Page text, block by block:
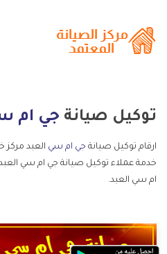
توكيل صيانة جي ام
ارقام توكيل صيانة جي ام سي العبد
خدمة عملاء توكيل صيانة جي ام سي
ام سي العبد.